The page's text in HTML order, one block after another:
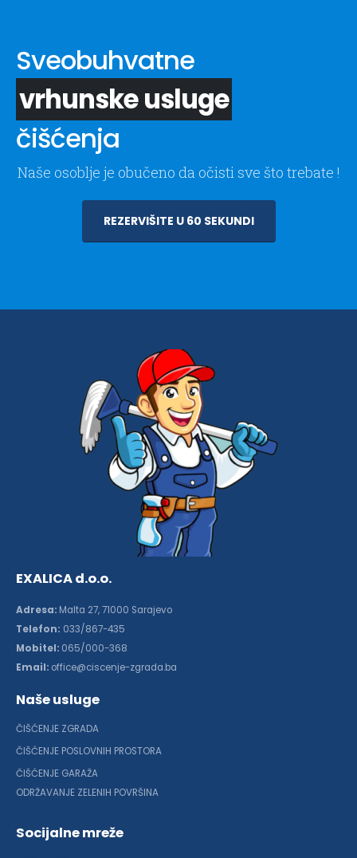
Sveobuhvatne
vrhunske usluge
čišćenja
Naše osoblje je obučeno da očisti sve što trebate !
REZERVIŠITE U 60 SEKUNDI
EXALICA d.o.o.
Adresa: Malta 27, 71000 Sarajevo
Telefon: 033/867-435
Mobitel: 065/000-368
Email: office@ciscenje-zgrada.ba
Naše usluge
ČIŠĆENJE ZGRADA
ČIŠĆENJE POSLOVNIH PROSTORA
ČIŠĆENJE GARAŽA
ODRŽAVANJE ZELENIH POVRŠINA
Socijalne mreže